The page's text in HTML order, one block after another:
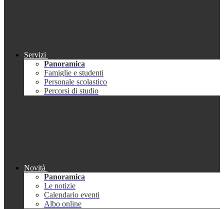
Servizi
Panoramica
Famiglie e studenti
Personale scolastico
Percorsi di studio
Novità
Panoramica
Le notizie
Calendario eventi
Albo online